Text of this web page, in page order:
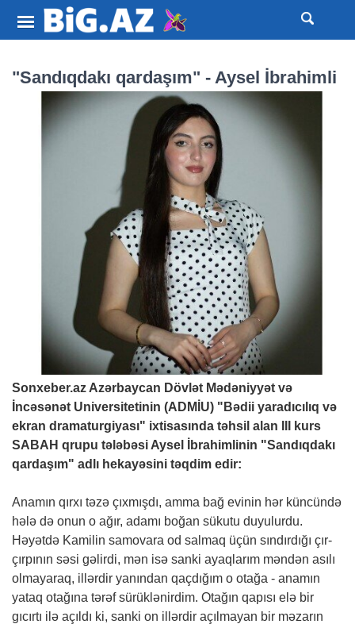
"Sandıqdakı qardaşım" - Aysel İbrahimli
Sonxeber.az Azərbaycan Dövlət Mədəniyyət və
İncəsənət Universitetinin (ADMİU) "Bədii yaradıcılıq və
ekran dramaturgiyası" ixtisasında təhsil alan III kurs
SABAH qrupu tələbəsi Aysel İbrahimlinin "Sandıqdakı
qardaşım" adlı hekayəsini təqdim edir:
Anamın qırxı təzə çıxmışdı, amma bağ evinin hər küncündə
hələ də onun o ağır, adamı boğan sükutu duyulurdu.
Həyətdə Kamilin samovara od salmaq üçün sındırdığı çır-
çırpının səsi gəlirdi, mən isə sanki ayaqlarım məndən asılı
olmayaraq, illərdir yanından qaçdığım o otağa - anamın
yataq otağına tərəf sürüklənirdim. Otağın qapısı elə bir
gıcırtı ilə açıldı ki, sanki on illərdir açılmayan bir məzarın